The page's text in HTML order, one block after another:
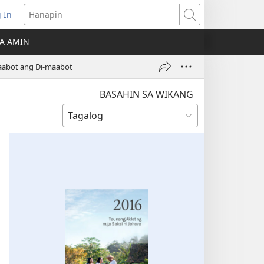
In
Hanapin
AMIN
ang Di-maabot
BASAHIN SA WIKANG